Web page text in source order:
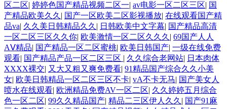
区二区| 婷婷色国产精品视频二区一| av电影一区二区三区| 国
产精品欧美久久 | 国产一区欧美二区影视播放| 在线观看国产精
品va| 久久美日韩精品久久 | 日韩欧美中文字幕| 国产精品高清
一区二区三区久久你| 欧美激情一区二区久久久 | 69国产人人
AⅤ精品| 国产精品一区二区蜜桃| 欧美日韩国产| 一级在线免费
观看| 国产精品产品一区二区三区 | 久久综合老网站| 日本肉体
XXXX裸交| 又大又粗又爽免费看| 91精品国产综合久久小美
女| 欧美日韩精品一区二区三区不卡| vA不卡无马| 国产美女人
喷水在线观看| 欧洲精品免费AV一区二区| 久久婷婷五月综合
色一区二区| 99久久精品国产| 精品二三区伊人久久 | 国产91麻